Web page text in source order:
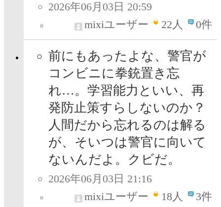
2026年06月03日 20:59
mixiユーザー
22人 0件
前にもあったよな、警官が
コンビニに拳銃置き忘
れ…。学習能力といい、再
発防止策すらしないのか？
人間だから忘れるのは解る
が、そいつは警官に向いて
ないんだよ。クビだ。
2026年06月03日 21:16
mixiユーザー
18人 3件